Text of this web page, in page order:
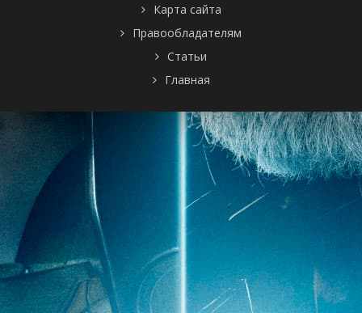
Карта сайта
Правообладателям
Статьи
Главная